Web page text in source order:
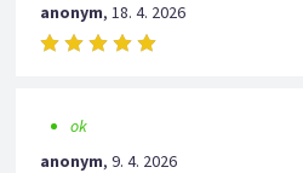
anonym,18. 4. 2026
ok
anonym,9. 4. 2026